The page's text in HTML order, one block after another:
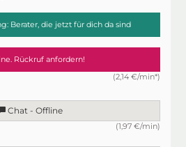
Berater, die jetzt für dich da sind
Rückruf anfordern!
(2,14 €/min*)
Chat - Offline
(1,97 €/min)